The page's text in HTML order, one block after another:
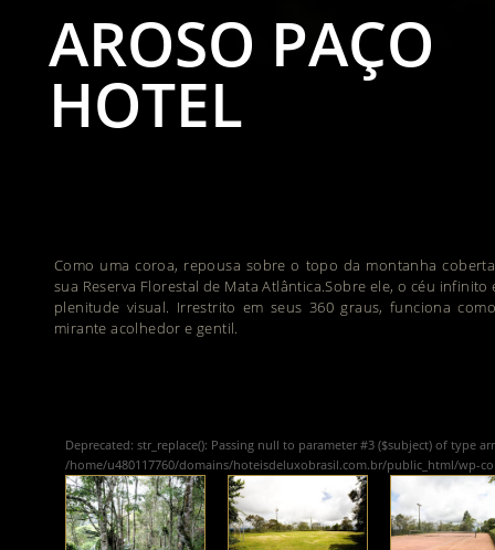
AROSO PAÇO
HOTEL
Como uma coroa, repousa sobre o topo da montanha
sua Reserva Florestal de Mata Atlântica.Sobre ele, o céu infinito
plenitude visual. Irrestrito em seus 360 graus, funciona
mirante acolhedor e gentil.
Deprecated: str_replace(): Passing null to parameter #3 ($subject) of type
/home/u480117760/domains/hoteisdeluxobrasil.com.br/public_html/wp-